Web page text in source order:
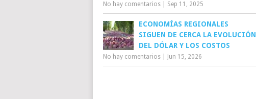
No hay comentarios Sep 11, 2025
ECONOMÍAS REGIONALES
SIGUEN DE CERCA LA EVOLUCIÓN
DEL DÓLAR Y LOS COSTOS
No hay comentarios Jun 15, 2026